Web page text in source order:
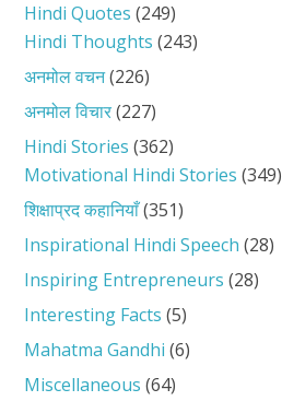
Hindi Quotes (249)
Hindi Thoughts (243)
अनमोल वचन(226)
अनमोल विचार(227)
Hindi Stories (362)
Motivational Hindi Stories (349)
शिक्षाप्रद कहानियाँ(351)
Inspirational Hindi Speech (28)
Inspiring Entrepreneurs (28)
Interesting Facts (5)
Mahatma Gandhi (6)
Miscellaneous (64)